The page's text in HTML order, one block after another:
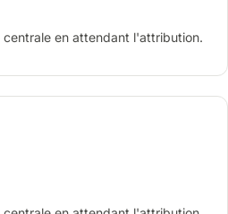
en attendant l'attribution.